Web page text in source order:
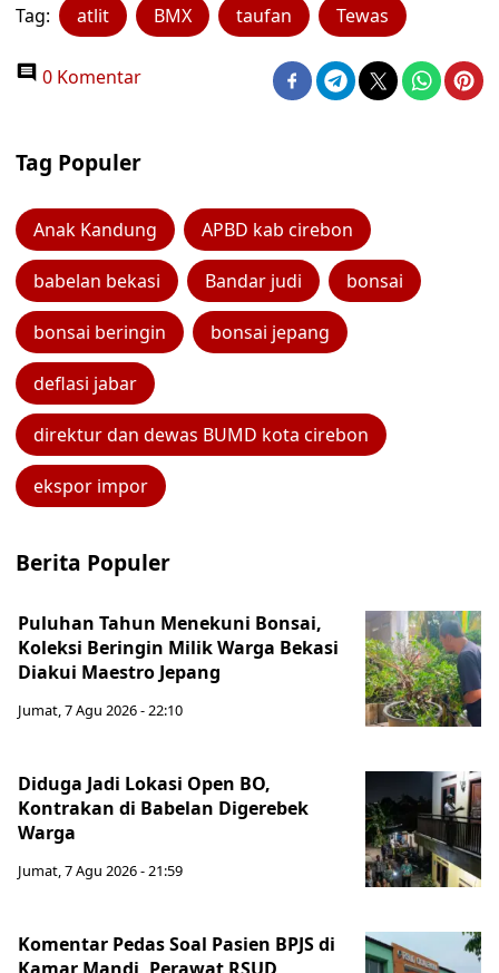
Tag: atlit BMX taufan Tewas
0 Komentar
Tag Populer
Anak Kandung APBD kab cirebon
babelan bekasi Bandar judi bonsai
bonsai beringin bonsai jepang
deflasi jabar
direktur dan dewas BUMD kota cirebon
ekspor impor
Berita Populer
Puluhan Tahun Menekuni Bonsai,
Koleksi Beringin Milik Warga Bekasi
Diakui Maestro Jepang
Jumat, 7 Agu 2026 - 22:10
Diduga Jadi Lokasi Open BO,
Kontrakan di Babelan Digerebek
Warga
Jumat, 7 Agu 2026 - 21:59
Komentar Pedas Soal Pasien BPJS di